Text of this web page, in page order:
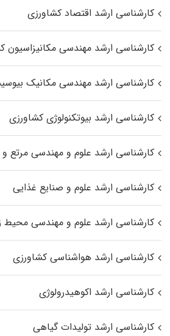
کارشناسی ارشد اقتصاد کشاورزی
کارشناسی ارشد مهندسی مکانیزاسیون
کارشناسی ارشد مهندسی مکانیک
کارشناسی ارشد بیوتکنولوژی کشاورزی
کارشناسی ارشد علوم و مهندسی مرتع و
کارشناسی ارشد علوم و صنایع غذایی
کارشناسی ارشد علوم و مهندسی
کارشناسی ارشد هواشناسی کشاورزی
کارشناسی ارشد اکوهیدرولوژی
کارشناسی ارشد تولیدات گیاهی